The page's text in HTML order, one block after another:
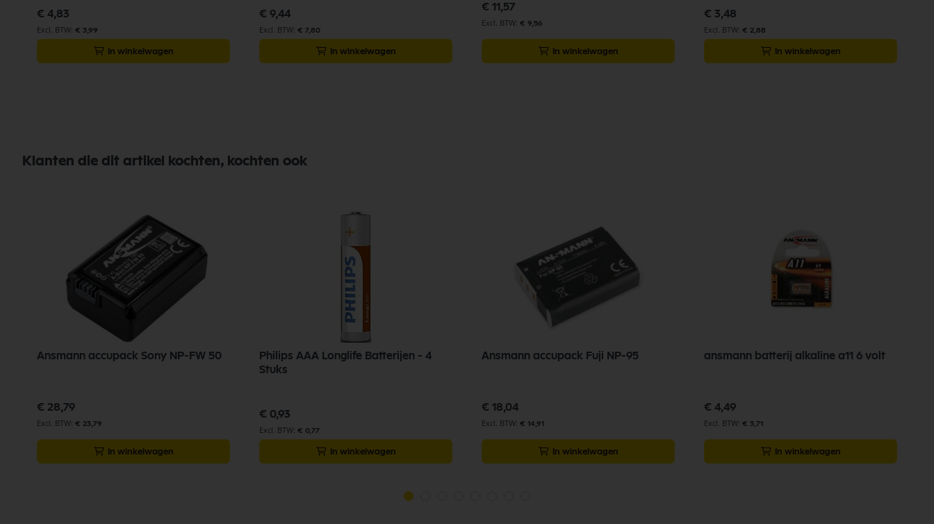
€ 4,83
€ 3,99
In winkelwagen
€ 9,44
€ 7,80
In winkelwagen
€ 11,57
€ 9,56
In winkelwagen
€ 3,48
€ 2,88
In winkelwagen
Klanten die dit artikel kochten, kochten ook
Ansmann accupack Sony NP-FW 50
€ 28,79
€ 23,79
In winkelwagen
Philips AAA Longlife Batterijen - 4
Stuks
€ 0,93
€ 0,77
In winkelwagen
Ansmann accupack Fuji NP-95
€ 18,04
€ 14,91
In winkelwagen
ansmann batterij alkaline a11 6 volt
€ 4,49
€ 3,71
In winkelwagen